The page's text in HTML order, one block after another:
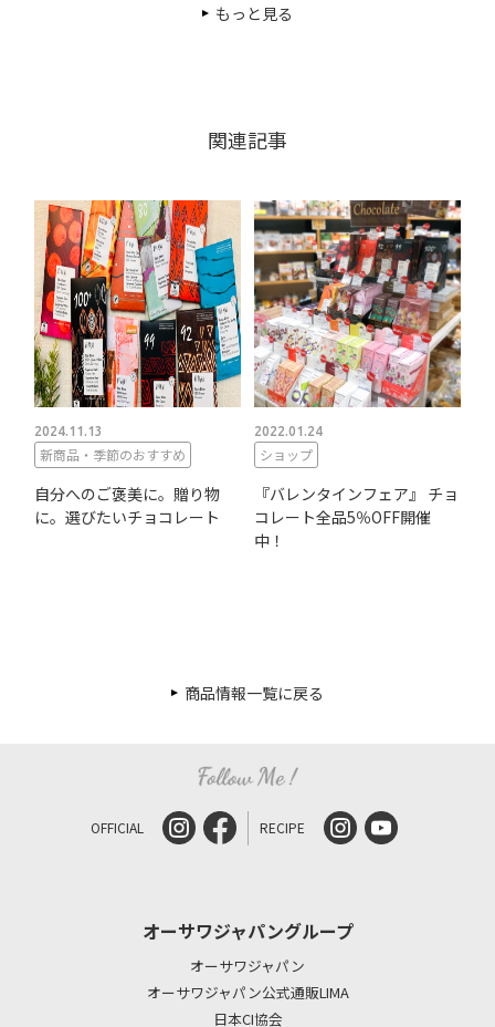
もっと見る
関連記事
2024.11.13
新商品・季節のおすすめ
自分へのご褒美に。贈り物
に。選びたいチョコレート
2022.01.24
ショップ
『バレンタインフェア』 チョ
コレート全品5％OFF開催
中！
商品情報一覧に戻る
OFFICIAL RECIPE
オーサワジャパングループ
オーサワジャパン
オーサワジャパン公式通販LIMA
日本CI協会